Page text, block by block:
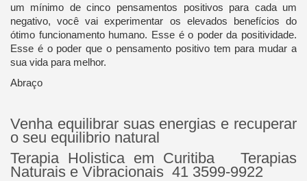
um mínimo de cinco pensamentos positivos para cada um
negativo, você vai experimentar os elevados benefícios do
ótimo funcionamento humano. Esse é o poder da positividade.
Esse é o poder que o pensamento positivo tem para mudar a
sua vida para melhor.
Abraço
Venha equilibrar suas energias e recuperar
o seu equilibrio natural
Terapia Holistica em Curitiba Terapias
Naturais e Vibracionais 41 3599-9922